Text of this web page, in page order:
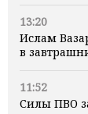
13:20
Ислам
в
11:52
Силы ПВО